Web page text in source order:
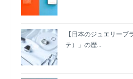
【日本のジュエリーブ
テ）」の歴...